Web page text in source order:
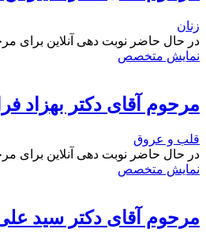
زنان
در حال حاضر نوبت دهی آنلاین برای
نمایش متخصص
مرحوم آقای دکتر بهزاد
قلب و عروق
در حال حاضر نوبت دهی آنلاین برای
نمایش متخصص
مرحوم آقای دکتر سید